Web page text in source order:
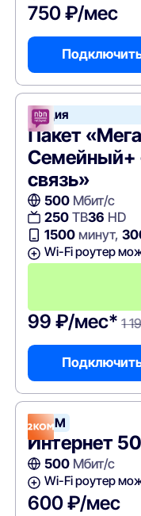
750 ₽/мес
Акция
Пакет
Семейный+
связь»
500Мбит/с
250ТВ36 HD
1500минут,
Wi-Fi роутер
99 ₽/мес* 1
2КОМ
Интернет
500Мбит/с
Wi-Fi роутер
600 ₽/мес